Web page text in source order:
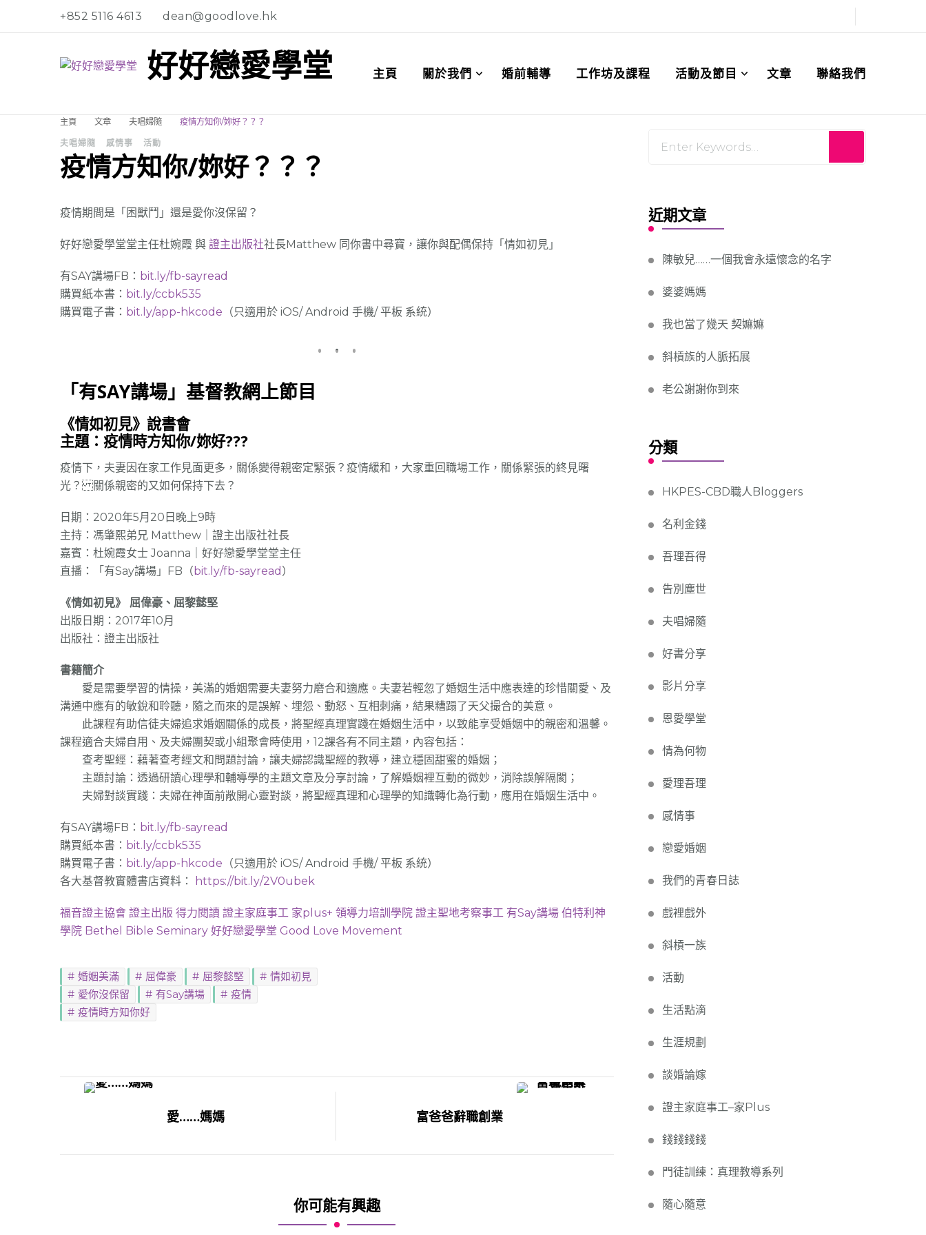
+852 5116 4613 dean@goodlove.hk
好好戀愛學堂 主頁 關於我們 婚前輔導 工作坊及課程 活動及節目 文章 聯絡我們
主頁 文章 夫唱婦隨 疫情方知你/妳好？？？
夫唱婦隨 感情事 活動
疫情方知你/妳好？？？
疫情期間是「困獸鬥」還是愛你沒保留？
好好戀愛學堂堂主任杜婉霞 與 證主出版社社長Matthew 同你書中尋寶，讓你與配偶保持「情如初見」
有SAY講場FB： bit.ly/fb-sayread
購買紙本書： bit.ly/ccbk535
購買電子書： bit.ly/app-hkcode （只適用於 iOS/ Android 手機/ 平板 系統）
「有SAY講場」基督教網上節目
《情如初見》說書會
主題：疫情時方知你/妳好???
疫情下，夫妻因在家工作見面更多，關係變得親密定緊張？疫情緩和，大家重回職場工作，關係緊張的終見曙
光？ 關係親密的又如何保持下去？
日期：2020年5月20日晚上9時
主持：馮肇熙弟兄 Matthew｜證主出版社社長
嘉賓：杜婉霞女士 Joanna｜好好戀愛學堂堂主任
直播：「有Say講場」FB（bit.ly/fb-sayread ）
《情如初見》 屈偉豪、屈黎懿堅
出版日期：2017年10月
出版社：證主出版社
書籍簡介
愛是需要學習的情操，美滿的婚姻需要夫妻努力磨合和適應。夫妻若輕忽了婚姻生活中應表達的珍惜關愛、及
溝通中應有的敏銳和聆聽，隨之而來的是誤解、埋怨、動怒、互相刺痛，結果糟蹋了天父撮合的美意。
此課程有助信徒夫婦追求婚姻關係的成長，將聖經真理實踐在婚姻生活中，以致能享受婚姻中的親密和溫馨。
課程適合夫婦自用、及夫婦團契或小組聚會時使用，12課各有不同主題，內容包括：
查考聖經：藉著查考經文和問題討論，讓夫婦認識聖經的教導，建立穩固甜蜜的婚姻；
主題討論：透過研讀心理學和輔導學的主題文章及分享討論，了解婚姻裡互動的微妙，消除誤解隔閡；
夫婦對談實踐：夫婦在神面前敞開心靈對談，將聖經真理和心理學的知識轉化為行動，應用在婚姻生活中。
有SAY講場FB： bit.ly/fb-sayread
購買紙本書： bit.ly/ccbk535
購買電子書： bit.ly/app-hkcode （只適用於 iOS/ Android 手機/ 平板 系統）
各大基督教實體書店資料：
https://bit.ly/2V0ubek
福音證主協會 證主出版 得力閱讀 證主家庭事工 家plus+ 領導力培訓學院 證主聖地考察事工 有Say講場 伯特利神
學院 Bethel Bible Seminary 好好戀愛學堂 Good Love Movement
婚姻美滿 屈偉豪 屈黎懿堅
情如初見
愛你沒保留
有Say講場
疫情
疫情時方知你好
Post
Navigation愛……媽媽 富爸爸辭職創業
你可能有興趣
近期文章
陳敏兒……一個我會永遠懷念的名字
婆婆媽媽
我也當了幾天 契嫲嫲
斜槓族的人脈拓展
老公謝謝你到來
分類
HKPES-CBD職人Bloggers
名利金錢
吾理吾得
告別塵世
夫唱婦隨
好書分享
影片分享
恩愛學堂
情為何物
愛理吾理
感情事
戀愛婚姻
我們的青春日誌
戲裡戲外
斜槓一族
活動
生活點滴
生涯規劃
談婚論嫁
證主家庭事工–家Plus
錢錢錢錢
門徒訓練：真理教導系列
隨心隨意